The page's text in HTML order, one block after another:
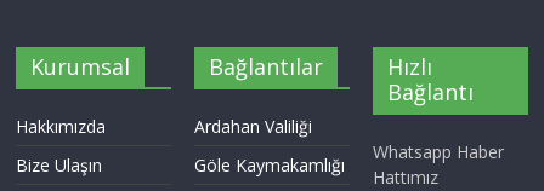
Kurumsal
Hakkımızda
Bize Ulaşın
Bağlantılar
Ardahan Valiliği
Göle Kaymakamlığı
Hızlı
Bağlantı
Whatsapp Haber
Hattımız